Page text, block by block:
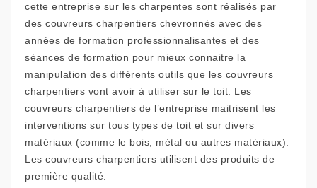
cette entreprise sur les charpentes sont réalisés par
des couvreurs charpentiers chevronnés avec des
années de formation professionnalisantes et des
séances de formation pour mieux connaitre la
manipulation des différents outils que les couvreurs
charpentiers vont avoir à utiliser sur le toit. Les
couvreurs charpentiers de l’entreprise maitrisent les
interventions sur tous types de toit et sur divers
matériaux (comme le bois, métal ou autres matériaux).
Les couvreurs charpentiers utilisent des produits de
première qualité.